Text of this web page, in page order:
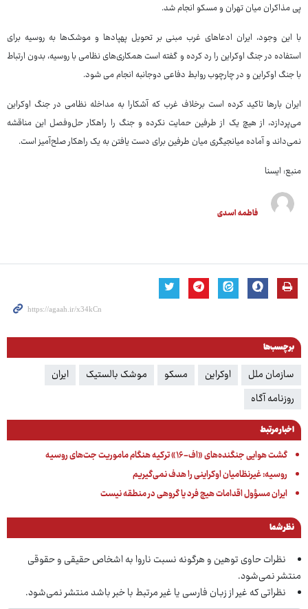
پی مذاکران میان تهران و مسکو انجام شد.
با این وجود، ایران ادعاهای غرب مبنی بر تحویل پهپادها و موشک‌ها به روسیه برای
استفاده در جنگ اوکراین را رد کرده و گفته است همکاری‌های نظامی با روسیه، بدون ارتباط
با جنگ اوکراین و در چارچوب روابط دفاعی دوجانبه انجام می شود.
ایران بارها تاکید کرده است برخلاف غرب که آشکارا به مداخله نظامی در جنگ اوکراین
می‌پردازد، از هیچ یک از طرفین حمایت نکرده و جنگ را راهکار حل‌وفصل این مناقشه
نمی‌داند و آماده میانجیگری میان طرفین برای دست یافتن به یک راهکار صلح‌آمیز است.
منبع: ایسنا
فاطمه اسدی
برچسب‌ها
سازمان ملل اوکراین مسکو موشک بالستیک
ایران
روزنامه آگاه
اخبار مرتبط
گشت هوایی جنگنده‌های «اف-۱۶» ترکیه هنگام ماموریت جت‌های روسیه
روسیه: غیرنظامیان اوکراینی را هدف نمی‌گیریم
ایران مسؤول اقدامات هیچ فرد یا گروهی در منطقه نیست
نظر شما
نظرات حاوی توهین و هرگونه نسبت ناروا به اشخاص حقیقی و حقوقی
منتشر نمی‌شود.
نظراتی که غیر از زبان فارسی یا غیر مرتبط با خبر باشد منتشر نمی‌شود.